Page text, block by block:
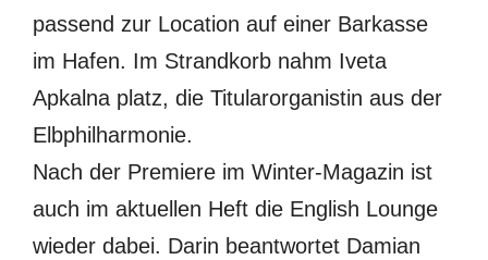
passend zur Location auf einer Barkasse
im Hafen. Im Strandkorb nahm Iveta
Apkalna platz, die Titularorganistin aus der
Elbphilharmonie.
Nach der Premiere im Winter-Magazin ist
auch im aktuellen Heft die English Lounge
wieder dabei. Darin beantwortet Damian